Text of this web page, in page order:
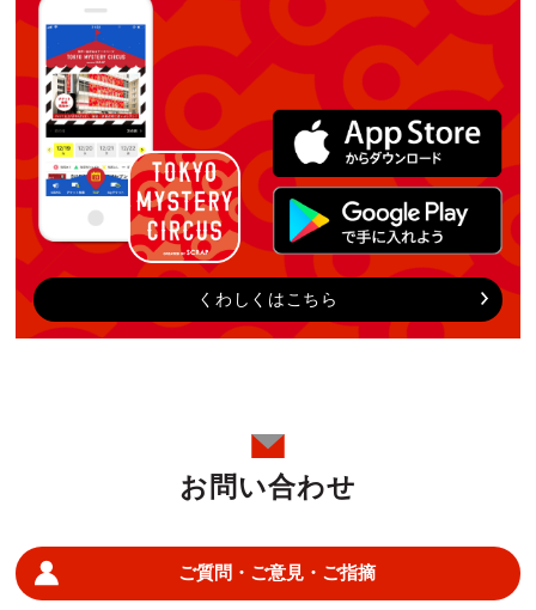
くわしくはこちら
お問い合わせ
ご質問・ご意見・ご指摘